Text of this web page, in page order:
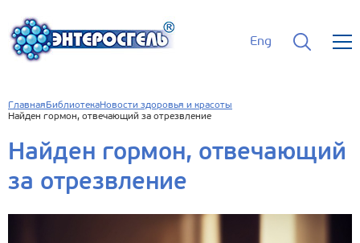
Eng
Главная БиблиотекаНовости здоровья и красоты
Найден гормон, отвечающий за отрезвление
Найден гормон, отвечающий
за отрезвление